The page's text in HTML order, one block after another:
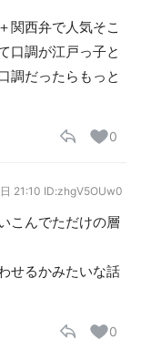
関西弁で人気そこ
口調が江戸っ子と
調だったらもっと
0
21:10 ID:zhgV5OUw0
こんでただけの層
せるかみたいな話
0